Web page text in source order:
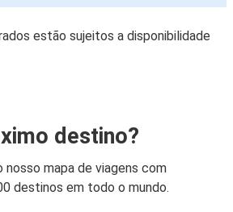
estão sujeitos a disponibilidade
destino?
nosso mapa de viagens com
destinos em todo o mundo.